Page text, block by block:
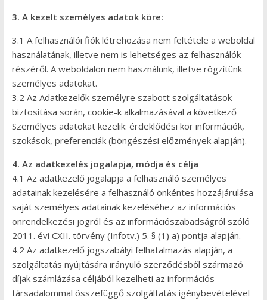
3. A kezelt személyes adatok köre:
3.1 A felhasználói fiók létrehozása nem feltétele a weboldal
használatának, illetve nem is lehetséges az felhasználók
részéről. A weboldalon nem használunk, illetve rögzítünk
személyes adatokat.
3.2 Az Adatkezelők személyre szabott szolgáltatások
biztosítása során, cookie-k alkalmazásával a következő
Személyes adatokat kezelik: érdeklődési kör információk,
szokások, preferenciák (böngészési előzmények alapján).
4. Az adatkezelés jogalapja, módja és célja
4.1 Az adatkezelő jogalapja a felhasználó személyes
adatainak kezelésére a felhasználó önkéntes hozzájárulása
saját személyes adatainak kezeléséhez az információs
önrendelkezési jogról és az információszabadságról szóló
2011. évi CXII. törvény (Infotv.) 5. § (1) a) pontja alapján.
4.2 Az adatkezelő jogszabályi felhatalmazás alapján, a
szolgáltatás nyújtására irányuló szerződésből származó
díjak számlázása céljából kezelheti az információs
társadalommal összefüggő szolgáltatás igénybevételével